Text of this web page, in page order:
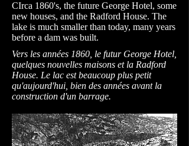
CIrca 1860's, the future George Hotel, some
new houses, and the Radford House. The
lake is much smaller than today, many years
before a dam was built.
Vers les années 1860, le futur George Hotel,
quelques nouvelles maisons et la Radford
House. Le lac est beaucoup plus petit
qu'aujourd'hui, bien des années avant la
construction d'un barrage.